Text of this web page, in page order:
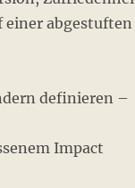
einer abgestuften
definieren –
Impact